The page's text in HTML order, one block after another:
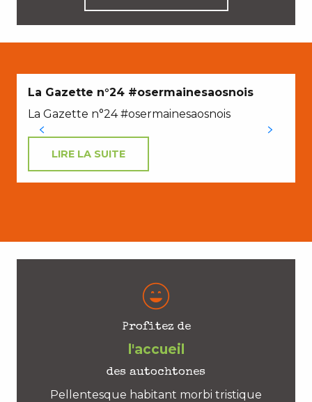
La Gazette n°24 #osermainesaosnois
La Gazette n°24 #osermainesaosnois
LIRE LA SUITE
Profitez de
l'accueil
des autochtones
Pellentesque habitant morbi tristique